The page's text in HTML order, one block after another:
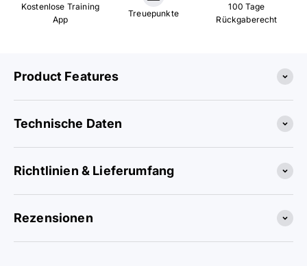
Kostenlose Training
App
Treuepunkte
100 Tage
Rückgaberecht
Product Features
Technische Daten
Richtlinien & Lieferumfang
Rezensionen